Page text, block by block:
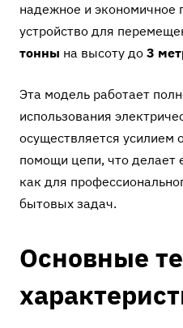
надежное и экономичное
устройство для
тонны на высоту до 3
Эта модель работает
использования
осуществляется усилием
помощи цепи, что делает
как для
бытовых задач.
Основные